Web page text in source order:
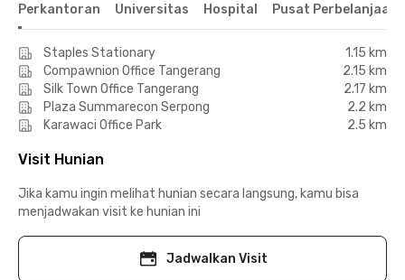
Perkantoran Universitas Hospital Pusat Perbelanjaan
Staples Stationary
1.15 km
Compawnion Office Tangerang
2.15 km
Silk Town Office Tangerang
2.17 km
Plaza Summarecon Serpong
2.2 km
Karawaci Office Park
2.5 km
Visit Hunian
Jika kamu ingin melihat hunian secara langsung, kamu bisa
menjadwakan visit ke hunian ini
Jadwalkan Visit